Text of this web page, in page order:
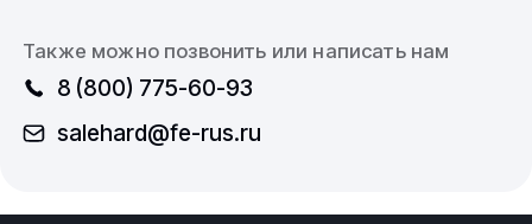
Также можно позвонить или написать нам
8 (800) 775-60-93
salehard@fe-rus.ru